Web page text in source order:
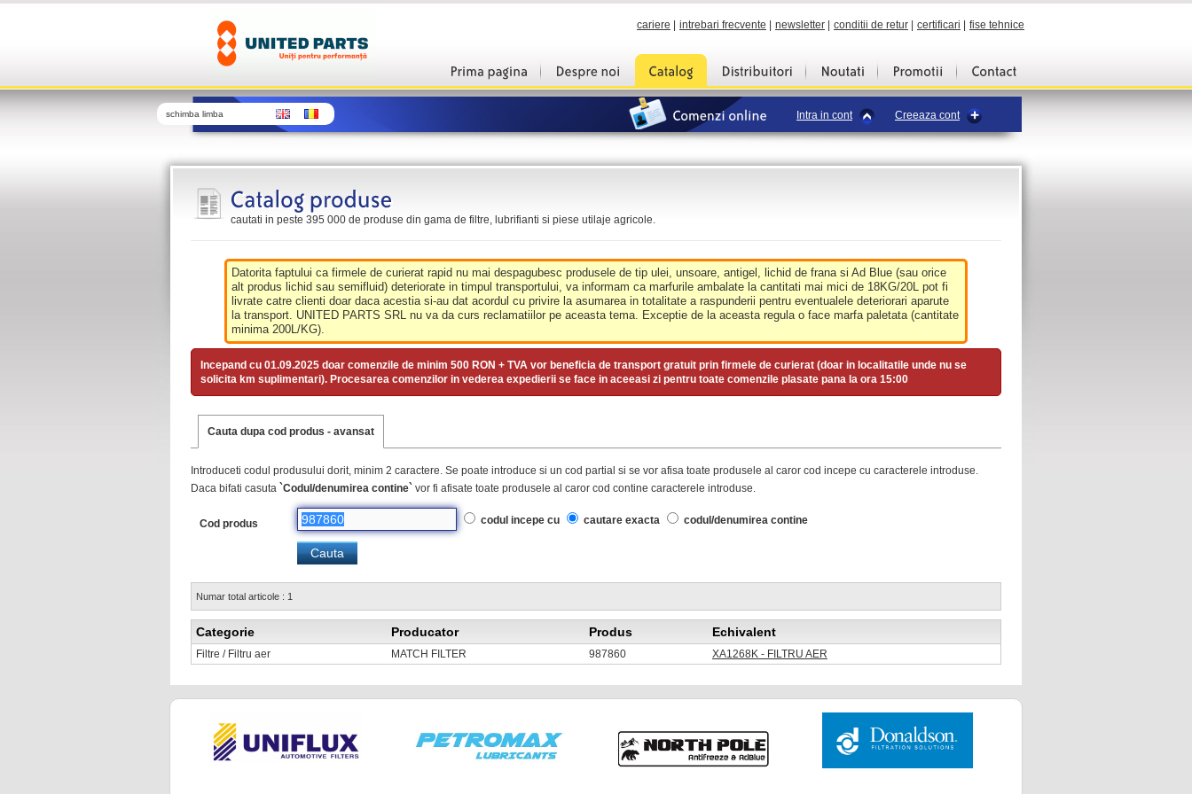
cariere intrebari frecvente newsletter conditii de retur certificari fise tehnice
schimba limba Intra in cont Creeaza cont
cautati in peste 395 000 de produse din gama de filtre, lubrifianti si piese utilaje agricole.
Datorita faptului ca firmele de curierat rapid nu mai despagubesc produsele de tip ulei, unsoare, antigel, lichid de frana si Ad Blue (sau orice
alt produs lichid sau semifluid) deteriorate in timpul transportului, va informam ca marfurile ambalate la cantitati mai mici de 18KG/20L pot fi
livrate catre clienti doar daca acestia si-au dat acordul cu privire la asumarea in totalitate a raspunderii pentru eventualele deteriorari aparute
la transport. UNITED PARTS SRL nu va da curs reclamatiilor pe aceasta tema. Exceptie de la aceasta regula o face marfa paletata (cantitate
minima 200L/KG).
Incepand cu 01.09.2025 doar comenzile de minim 500 RON + TVA vor beneficia de transport gratuit prin firmele de curierat (doar in localitatile unde nu se
solicita km suplimentari). Procesarea comenzilor in vederea expedierii se face in aceeasi zi pentru toate comenzile plasate pana la ora 15:00
Cauta dupa cod produs - avansat
Introduceti codul produsului dorit, minim 2 caractere. Se poate introduce si un cod partial si se vor afisa toate produsele al caror cod incepe cu caracterele introduse.
Daca bifati casuta `Codul/denumirea contine` vor fi afisate toate produsele al caror cod contine caracterele introduse.
Cod produs codul incepe cu cautare exacta codul/denumirea contine
Numar total articole : 1
Categorie Producator Produs Echivalent
Filtre / Filtru aer MATCH FILTER 987860 XA1268K - FILTRU AER